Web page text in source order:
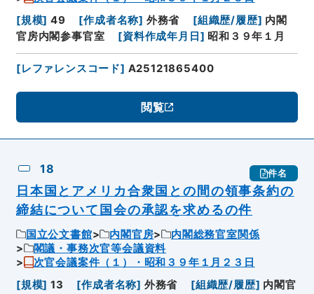
[規模] 49 [作成者名称] 外務省 [組織歴/履歴] 内閣
官房内閣参事官室
[資料作成年月日 ] 昭和３９年１月
[レファレンスコード] A25121865400
閲覧
18 件名
日本国とアメリカ合衆国との間の領事条約の
締結について国会の承認を求めるの件
国立公文書館 内閣官房
内閣総務官室関係
閣議・事務次官等会議資料
次官会議案件（１）・昭和３９年１月２３日
[規模] 13 [作成者名称] 外務省 [組織歴/履歴] 内閣官